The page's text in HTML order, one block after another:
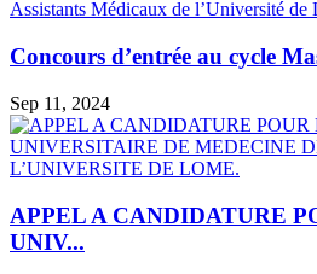
Concours d’entrée au cycle
Sep 11, 2024
APPEL A CANDIDATURE
UNIV...